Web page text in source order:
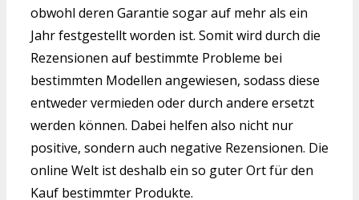
obwohl deren Garantie sogar auf mehr als ein
Jahr festgestellt worden ist. Somit wird durch die
Rezensionen auf bestimmte Probleme bei
bestimmten Modellen angewiesen, sodass diese
entweder vermieden oder durch andere ersetzt
werden können. Dabei helfen also nicht nur
positive, sondern auch negative Rezensionen. Die
online Welt ist deshalb ein so guter Ort für den
Kauf bestimmter Produkte.